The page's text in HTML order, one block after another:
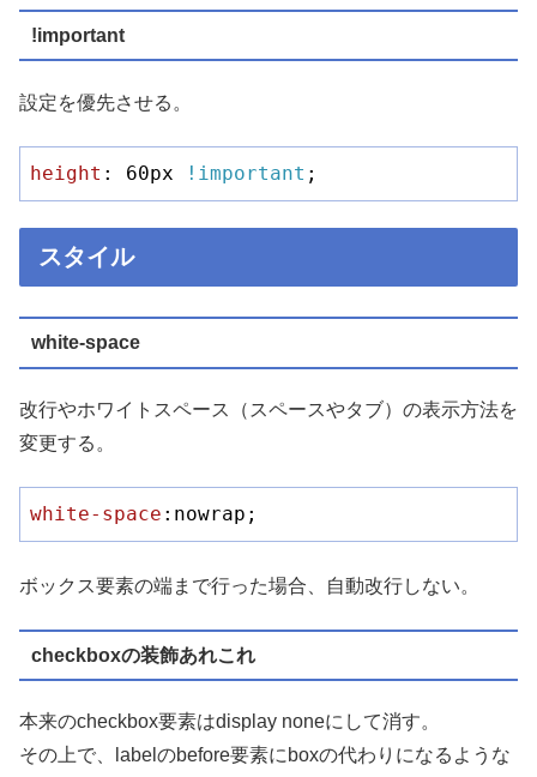
!important
設定を優先させる。
height : 60px !important ;
スタイル
white-space
改行やホワイトスペース（スペースやタブ）の表示方法を
変更する。
white-space :nowrap;
ボックス要素の端まで行った場合、自動改行しない。
checkboxの装飾あれこれ
本来のcheckbox要素はdisplay noneにして消す。
その上で、labelのbefore要素にboxの代わりになるような